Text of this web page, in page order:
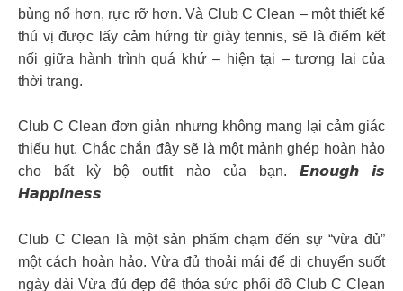
bùng nổ hơn, rực rỡ hơn. Và Club C Clean – một thiết kế
thú vị được lấy cảm hứng từ giày tennis, sẽ là điểm kết
nối giữa hành trình quá khứ – hiện tại – tương lai của
thời trang.
Club C Clean đơn giản nhưng không mang lại cảm giác
thiếu hụt. Chắc chắn đây sẽ là một mảnh ghép hoàn hảo
cho bất kỳ bộ outfit nào của bạn. 𝙀𝙣𝙤𝙪𝙜𝙝 𝙞𝙨
𝙃𝙖𝙥𝙥𝙞𝙣𝙚𝙨𝙨
Club C Clean là một sản phẩm chạm đến sự “vừa đủ”
một cách hoàn hảo. Vừa đủ thoải mái để di chuyển suốt
ngày dài Vừa đủ đẹp để thỏa sức phối đồ Club C Clean